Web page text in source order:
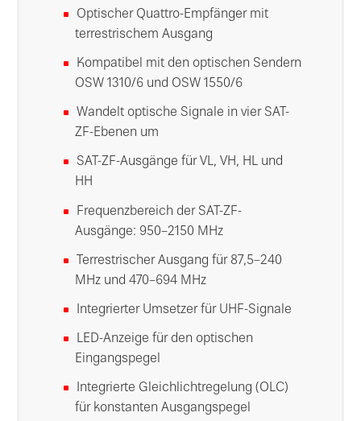
Optischer Quattro-Empfänger mit
terrestrischem Ausgang
Kompatibel mit den optischen Sendern
OSW 1310/6 und OSW 1550/6
Wandelt optische Signale in vier SAT-
ZF-Ebenen um
SAT-ZF-Ausgänge für VL, VH, HL und
HH
Frequenzbereich der SAT-ZF-
Ausgänge: 950–2150 MHz
Terrestrischer Ausgang für 87,5–240
MHz und 470–694 MHz
Integrierter Umsetzer für UHF-Signale
LED-Anzeige für den optischen
Eingangspegel
Integrierte Gleichlichtregelung (OLC)
für konstanten Ausgangspegel